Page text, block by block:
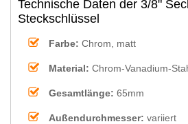
Technische Daten der 3/8"
Steckschlüssel
Farbe: Chrom, matt
Material: Chrom-Vanadium-
Gesamtlänge: 65mm
Außendurchmesser: variiert